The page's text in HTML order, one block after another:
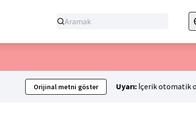
Orijinal metni göster Uyarı: İçerik otomatik